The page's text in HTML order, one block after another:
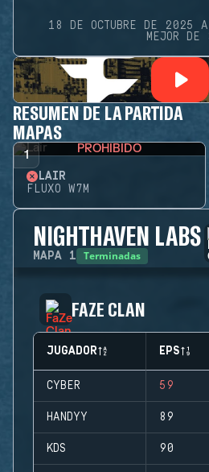
18 DE OCTUBRE DE
MEJOR DE
RESUMEN DE LA PARTIDA
MAPAS
1 PROHIBIDO
LAIR
FLUXO W7M
NIGHTHAVEN LABS
MAPA 1 Terminadas
FAZE CLAN
JUGADOR EPS
CYBER 59
HANDYY 89
KDS 90